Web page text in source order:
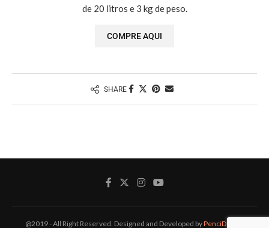
de 20 litros e 3 kg de peso.
COMPRE AQUI
SHARE
@2019 - All Right Reserved. Designed and Developed byPenciDesign